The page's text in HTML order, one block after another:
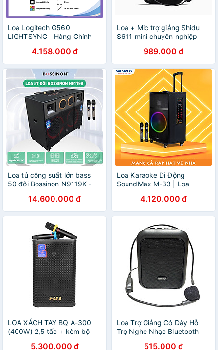
Loa Logitech G560
LIGHTSYNC - Hàng Chính
[Lỗi 1 đổi 1]4.158.000 đ
Loa + Mic trợ giảng Shidu
S611 mini chuyên nghiệp
989.000 đ
Loa tủ công suất lớn bass
50 đôi Bossinon N9119K -
Chính Hãng14.600.000 đ
Loa Karaoke Di Động
SoundMax M-33 | Loa
Trolley Speaker | Công suất
100W, Bass 12" | Hỗ trợ
USB, Thẻ Nhớ TF, Đèn LED
RGB | Tặng 2 Micro Không
Dây | Ngõ Vào Guitar - Hàng
Chính Hãng
4.120.000 đ
LOA XÁCH TAY BQ A-300
(400W) 2,5 tấc + kèm bộ
5.300.000 đ
Loa Trợ Giảng Có Dây Hỗ
Trợ Nghe Nhạc Bluetooth
515.000 đ